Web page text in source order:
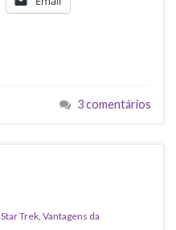
3 comentários
Star Trek Vantagens da